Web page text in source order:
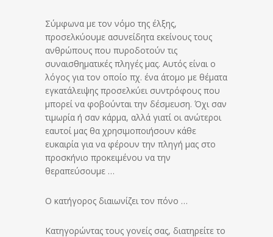
Σύμφωνα με τον νόμο της έλξης,
προσελκύουμε ασυνείδητα εκείνους τους
ανθρώπους που πυροδοτούν τις
συναισθηματικές πληγές μας. Αυτός είναι ο
λόγος για τον οποίο πχ. ένα άτομο με θέματα
εγκατάλειψης προσελκύει συντρόφους που
μπορεί να φοβούνται την δέσμευση. Όχι σαν
τιμωρία ή σαν κάρμα, αλλά γιατί οι ανώτεροι
εαυτοί μας θα χρησιμοποιήσουν κάθε
ευκαιρία για να φέρουν την πληγή μας στο
προσκήνιο προκειμένου να την
θεραπεύσουμε …
Ο κατήγορος διαιωνίζει τον πόνο …
Κατηγορώντας τους γονείς σας, διατηρείτε το